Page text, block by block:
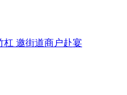
杠 邀街道商户赴宴